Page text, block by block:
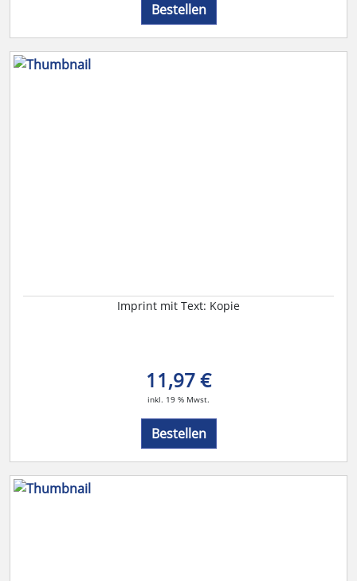
Bestellen
Imprint mit Text: Kopie
11,97 €
inkl. 19 % Mwst.
Bestellen